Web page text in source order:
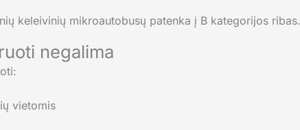
keleivinių mikroautobusų patenka į B kategorijos ribas.
negalima
vietomis